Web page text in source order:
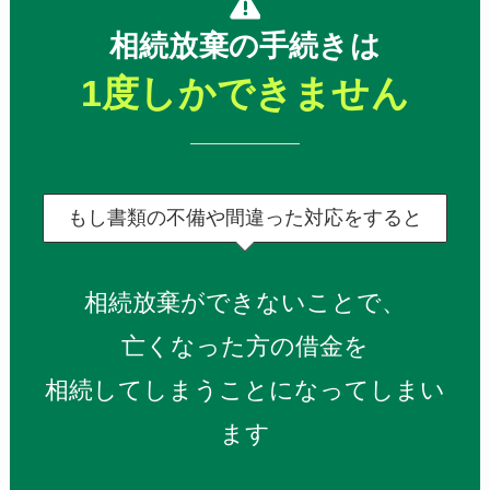
相続放棄の手続きは
1度しかできません
もし書類の不備や間違った対応をすると
相続放棄ができないことで、
亡くなった方の借金を
相続してしまうことになってしまい
ます